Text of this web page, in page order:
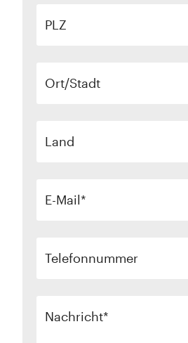
PLZ
Ort/Stadt
Land
E-Mail
Telefonnummer
Nachricht